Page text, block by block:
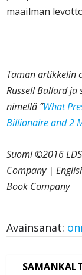
maailman
Tämän artikkelin
Russell Ballardja
nimellä ”What
Billionaire and 2
Suomi ©2016
Company |
Book Company
Avainsanat: